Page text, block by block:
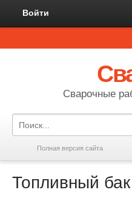
Войти
Сварочные
Полная версия сайта
Топливный бак